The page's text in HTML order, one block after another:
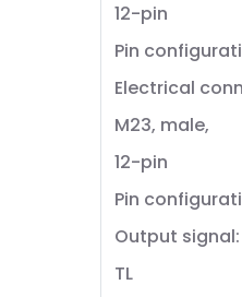
12-pin
Pin
Electrical
M23, male,
12-pin
Pin
Output
TL